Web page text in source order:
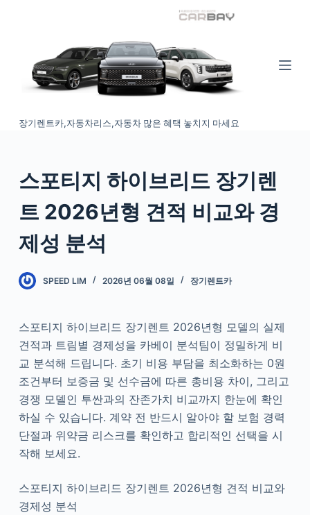
c장기렌트카,자동차리스,자동차 많은 혜택 놓치지 마세요
스포티지 하이브리드 장기렌
트 2026년형 견적 비교와 경
제성 분석
SPEED LIM 2026년 06월 08일 장기렌트카
스포티지 하이브리드 장기렌트 2026년형 모델의 실제
견적과 트림별 경제성을 카베이 분석팀이 정밀하게 비
교 분석해 드립니다. 초기 비용 부담을 최소화하는 0원
조건부터 보증금 및 선수금에 따른 총비용 차이, 그리고
경쟁 모델인 투싼과의 잔존가치 비교까지 한눈에 확인
하실 수 있습니다. 계약 전 반드시 알아야 할 보험 경력
단절과 위약금 리스크를 확인하고 합리적인 선택을 시
작해 보세요.
스포티지 하이브리드 장기렌트 2026년형 견적 비교와
경제성 분석